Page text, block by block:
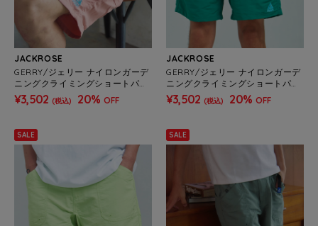
JACKROSE
GERRY/ジェリー ナイロンガーデ
ニングクライミングショートパン
ツ(MENS)
¥3,502 (税込) 20% OFF
JACKROSE
GERRY/ジェリー ナイロンガーデ
ニングクライミングショートパン
ツ(MENS)
¥3,502 (税込) 20% OFF
SALE SALE